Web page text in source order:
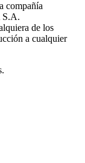
compañía
S.A.
de los
a cualquier